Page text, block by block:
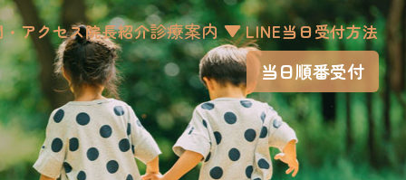
アクセス院長紹介診療案内 LINE当日受付方法
当日順番受付